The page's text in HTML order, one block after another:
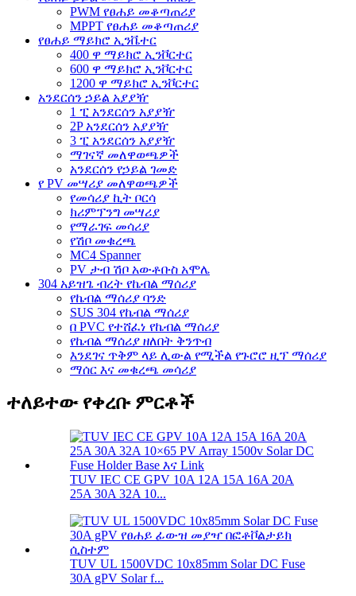
PWM የፀሐይ መቆጣጠሪያ
MPPT የፀሐይ መቆጣጠሪያ
የፀሐይ ማይክሮ ኢንቬተር
400 ዋ ማይክሮ ኢንቮርተር
600 ዋ ማይክሮ ኢንቮርተር
1200 ዋ ማይክሮ ኢንቮርተር
አንደርሰን ኃይል አያያዥ
1 ፒ አንደርሰን አያያዥ
2P አንደርሰን አያያዥ
3 ፒ አንደርሰን አያያዥ
ማገናኛ መለዋወጫዎች
አንደርሰን የኃይል ገመድ
የ PV መሣሪያ መለዋወጫዎች
የመሳሪያ ኪት ቦርሳ
ክሪምፕንግ መሣሪያ
የማራገፍ መሳሪያ
የሽቦ መቁረጫ
MC4 Spanner
PV ታብ ሽቦ አውቶቡስ አሞሌ
304 አይዝጌ ብረት የኬብል ማሰሪያ
የኬብል ማሰሪያ ባንድ
SUS 304 የኬብል ማሰሪያ
በ PVC የተሸፈነ የኬብል ማሰሪያ
የኬብል ማሰሪያ ዘለበት ቅንጥብ
እንደገና ጥቅም ላይ ሊውል የሚችል የጉሮሮ ዚፕ ማሰሪያ
ማሰር እና መቁረጫ መሳሪያ
ተለይተው የቀረቡ ምርቶች
TUV IEC CE GPV 10A 12A 15A 16A 20A
25A 30A 32A 10...
TUV UL 1500VDC 10x85mm Solar DC Fuse
30A gPV Solar f...